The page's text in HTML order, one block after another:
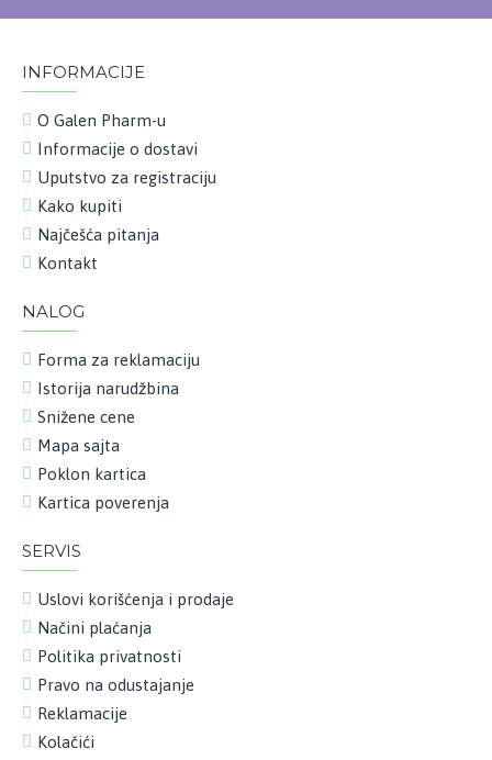
INFORMACIJE
O Galen Pharm-u
Informacije o dostavi
Uputstvo za registraciju
Kako kupiti
Najčešća pitanja
Kontakt
NALOG
Forma za reklamaciju
Istorija narudžbina
Snižene cene
Mapa sajta
Poklon kartica
Kartica poverenja
SERVIS
Uslovi korišćenja i prodaje
Načini plaćanja
Politika privatnosti
Pravo na odustajanje
Reklamacije
Kolačići